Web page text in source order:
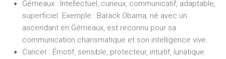
Gémeaux : Intellectuel, curieux, communicatif, adaptable,
superficiel. Exemple : Barack Obama, né avec un
ascendant en Gémeaux, est reconnu pour sa
communication charismatique et son intelligence vive.
Cancer : Émotif, sensible, protecteur, intuitif, lunatique.